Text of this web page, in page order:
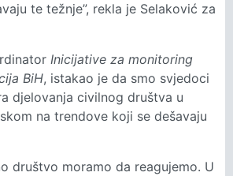
te težnje”, rekla je Selaković za
Inicijative za monitoring
BiH, istakao je da smo svjedoci
djelovanja civilnog društva u
na trendove koji se dešavaju
društvo moramo da reagujemo. U